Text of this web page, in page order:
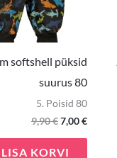
softshell püksid
suurus 80
5. Poisid 80
9,90€7,00€
LISA KORVI